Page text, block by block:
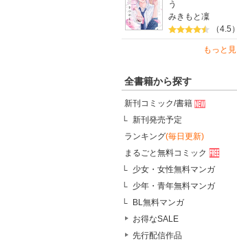
う
みきもと凜
（4.5）
もっと
全書籍から探す
新刊コミック/書籍
新刊発売予定
ランキング(毎日更新)
まるごと無料コミック
少女・女性無料マンガ
少年・青年無料マンガ
BL無料マンガ
お得なSALE
先行配信作品